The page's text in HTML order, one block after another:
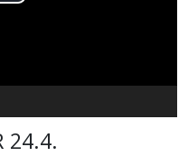
24.4.